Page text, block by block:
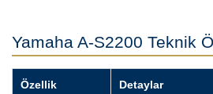
Yamaha A-S2200 Teknik
Özellik Detaylar